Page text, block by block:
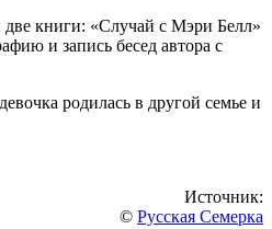
две книги: «Случай с Мэри Белл»
и запись бесед автора с
родилась в другой семье и
Источник:
© Русская Семерка